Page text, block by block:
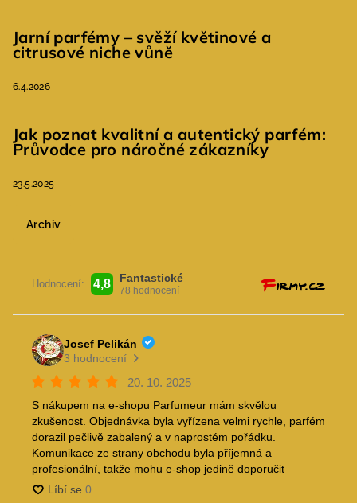
Jarní parfémy – svěží květinové a
citrusové niche vůně
6.4.2026
Jak poznat kvalitní a autentický parfém:
Průvodce pro náročné zákazníky
23.5.2025
Archiv